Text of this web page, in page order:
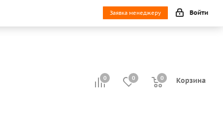
Заявка менеджеру Войти
0 0 Корзина
0
0